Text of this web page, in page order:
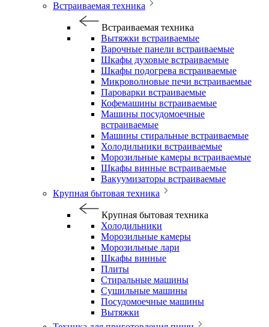
Встраиваемая техника
Встраиваемая техника
Вытяжки встраиваемые
Варочные панели встраиваемые
Шкафы духовые встраиваемые
Шкафы подогрева встраиваемые
Микроволновые печи встраиваемые
Пароварки встраиваемые
Кофемашины встраиваемые
Машины посудомоечные
встраиваемые
Машины стиральные встраиваемые
Холодильники встраиваемые
Морозильные камеры встраиваемые
Шкафы винные встраиваемые
Вакуумизаторы встраиваемые
Крупная бытовая техника
Крупная бытовая техника
Холодильники
Морозильные камеры
Морозильные лари
Шкафы винные
Плиты
Стиральные машины
Сушильные машины
Посудомоечные машины
Вытяжки